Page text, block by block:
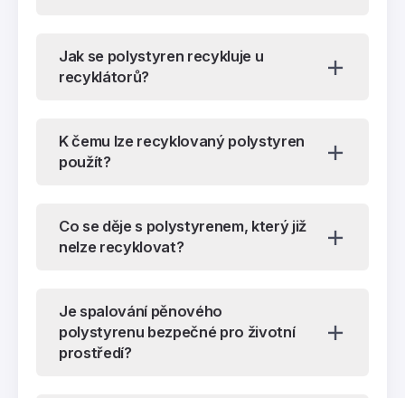
Jak se polystyren recykluje u
recyklátorů?
K čemu lze recyklovaný polystyren
použít?
Co se děje s polystyrenem, který již
nelze recyklovat?
Je spalování pěnového
polystyrenu bezpečné pro životní
prostředí?